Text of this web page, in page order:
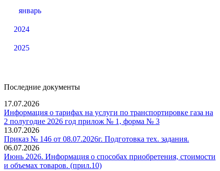
январь
2024
2025
Последние документы
17.07.2026
Информация о тарифах на услуги по транспортировке газа на
2 полугодие 2026 год прилож № 1, форма № 3
13.07.2026
Приказ № 146 от 08.07.2026г. Подготовка тех. задания.
06.07.2026
Июнь 2026. Информация о способах приобретения, стоимости
и объемах товаров. (прил.10)